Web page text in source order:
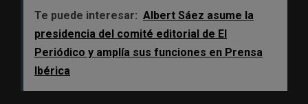
Te puede interesar: Albert Sáez asume la
presidencia del comité editorial de El
Periódico y amplía sus funciones en Prensa
Ibérica